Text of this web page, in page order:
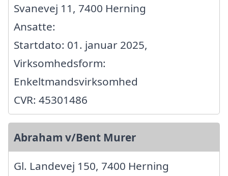
Svanevej 11, 7400 Herning
Ansatte:
Startdato: 01. januar 2025,
Virksomhedsform:
Enkeltmandsvirksomhed
CVR: 45301486
Abraham v/Bent Murer
Gl. Landevej 150, 7400 Herning